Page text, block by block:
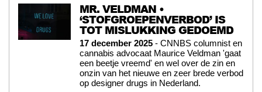
MR. VELDMAN •
‘STOFGROEPENVERBOD’ IS
TOT MISLUKKING GEDOEMD
17 december 2025 - CNNBS columnist en
cannabis advocaat Maurice Veldman 'gaat
een beetje vreemd' en wel over de zin en
onzin van het nieuwe en zeer brede verbod
op designer drugs in Nederland.